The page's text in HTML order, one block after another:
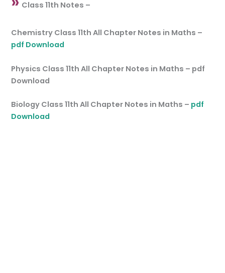
Class 11th Notes –
Chemistry Class 11th All Chapter Notes in Maths –
pdf Download
Physics Class 11th All Chapter Notes in Maths – pdf
Download
Biology Class 11th All Chapter Notes in Maths – pdf
Download